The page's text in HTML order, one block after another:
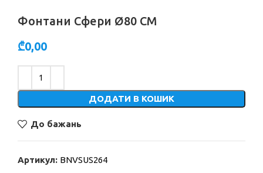
Фонтани Сфери Ø80 СМ
₾0,00
ДОДАТИ В КОШИК
До бажань
Артикул: BNVSUS264